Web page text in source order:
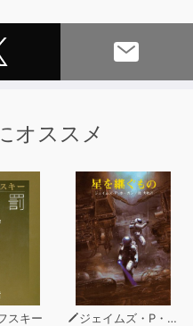
大学・名古屋大学・東京大
建部綾足全集』（共編、国
多数。
ンにて映像配信中の同講
オススメ
スキー ジェイムズ・P・ホーガン